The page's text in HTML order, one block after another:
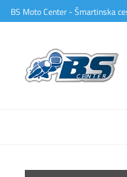
BS Moto Center - Šmartinska